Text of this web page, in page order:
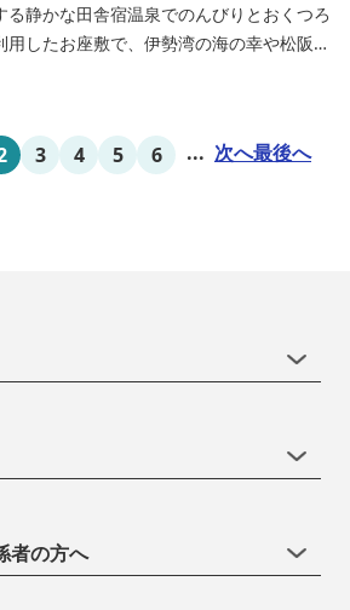
る静かな田舎宿温泉でのんびりとおくつろ
用したお座敷で、伊勢湾の海の幸や松阪肉
りいただけます。年中20度前後の天然空
にご案内！ ご宴会には、大広間で和食会
3 4 5 6 ... 次へ最後へ
者の方へ